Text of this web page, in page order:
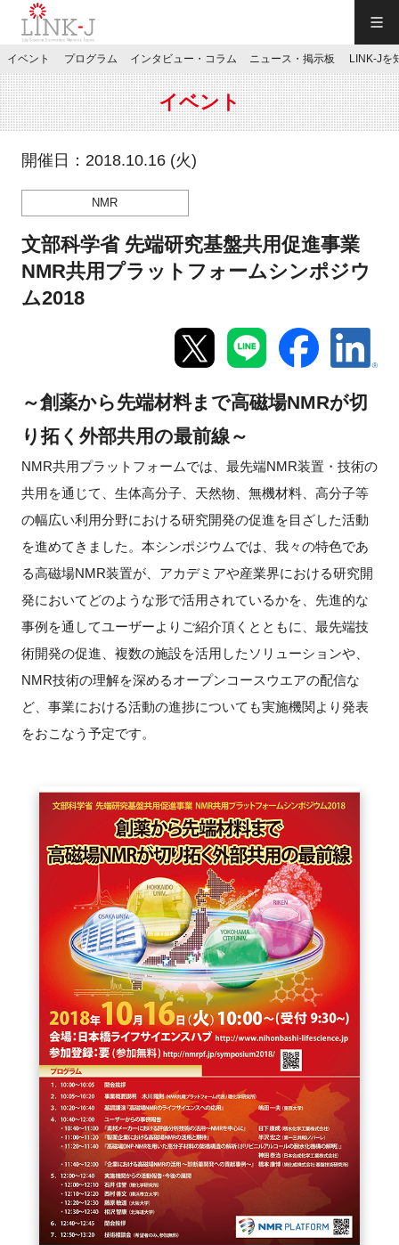
JP／EN
特別会員専用メニュー
施設ご予約
新規登録
イベント
プログラム
インタビュー・コラム
ニュース・掲示板
特別会員
イベントお知らせメール登録
イベント プログラム インタビュー・コラム ニュース・掲示板 LINK-Jを
イベント
開催日：2018.10.16 (火)
NMR
文部科学省 先端研究基盤共用促進事業
NMR共用プラットフォームシンポジウ
ム2018
～創薬から先端材料まで高磁場NMRが切
り拓く外部共用の最前線～
NMR共用プラットフォームでは、最先端NMR装置・技術の
共用を通じて、生体高分子、天然物、無機材料、高分子等
の幅広い利用分野における研究開発の促進を目ざした活動
を進めてきました。本シンポジウムでは、我々の特色であ
る高磁場NMR装置が、アカデミアや産業界における研究開
発においてどのような形で活用されているかを、先進的な
事例を通してユーザーよりご紹介頂くとともに、最先端技
術開発の促進、複数の施設を活用したソリューションや、
NMR技術の理解を深めるオープンコースウエアの配信な
ど、事業における活動の進捗についても実施機関より発表
をおこなう予定です。